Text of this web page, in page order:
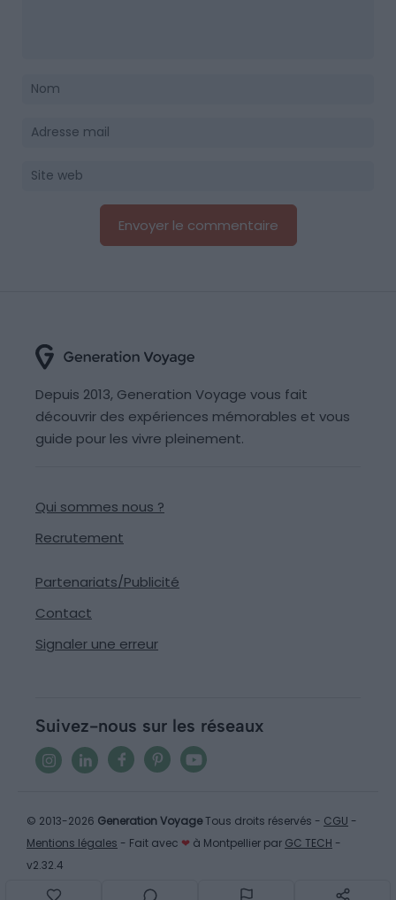
Depuis 2013, Generation Voyage vous fait
découvrir des expériences mémorables et vous
guide pour les vivre pleinement.
Qui sommes nous ?
Recrutement
Partenariats/Publicité
Contact
Signaler une erreur
Suivez-nous sur les réseaux
© 2013-2026 Generation VoyageTous droits réservés - CGU -
Mentions légales - Fait avec ❤ à Montpellier par GC TECH -
v2.32.4